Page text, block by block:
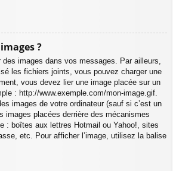
?
images dans vos messages. Par ailleurs,
les fichiers joints, vous pouvez charger une
vous devez lier une image placée sur un
: http://www.exemple.com/mon-image.gif.
images de votre ordinateur (sauf si c’est un
images placées derrière des mécanismes
: boîtes aux lettres Hotmail ou Yahoo!, sites
etc. Pour afficher l’image, utilisez la balise